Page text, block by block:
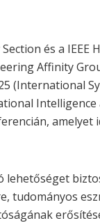
és a IEEE
Affinity
(International
amelyet
lehetőséget
tudományos